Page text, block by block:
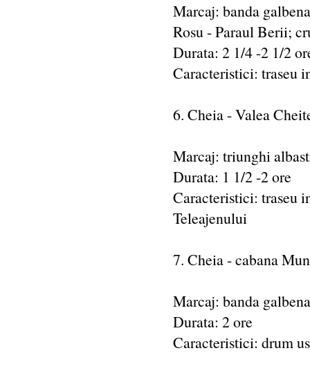
Marcaj: banda
Rosu - Paraul Berii;
Durata: 2 1/4 -2 1/2
Caracteristici: traseu
6. Cheia - Valea
Marcaj: triunghi
Durata: 1 1/2 -2 ore
Caracteristici: traseu
Teleajenului
7. Cheia - cabana
Marcaj: banda
Durata: 2 ore
Caracteristici: drum